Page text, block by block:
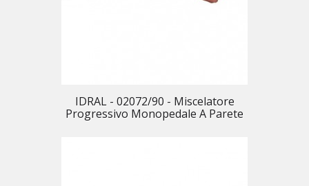
IDRAL - 02072/90 - Miscelatore
Progressivo Monopedale A Parete